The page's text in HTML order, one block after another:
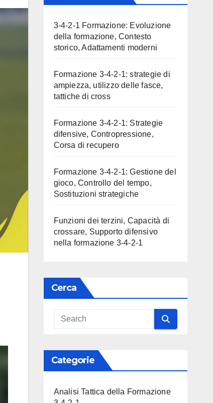
3-4-2-1 Formazione: Evoluzione
della formazione, Contesto
storico, Adattamenti moderni
Formazione 3-4-2-1: strategie di
ampiezza, utilizzo delle fasce,
tattiche di cross
Formazione 3-4-2-1: Strategie
difensive, Contropressione,
Corsa di recupero
Formazione 3-4-2-1: Gestione del
gioco, Controllo del tempo,
Sostituzioni strategiche
Funzioni dei terzini, Capacità di
crossare, Supporto difensivo
nella formazione 3-4-2-1
Cerca
Categorie
Analisi Tattica della Formazione